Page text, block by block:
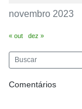
novembro 2023
« out dez »
Comentários